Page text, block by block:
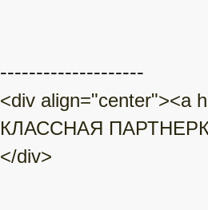
--------------------
<div align="center"><a
КЛАССНАЯ
</div>